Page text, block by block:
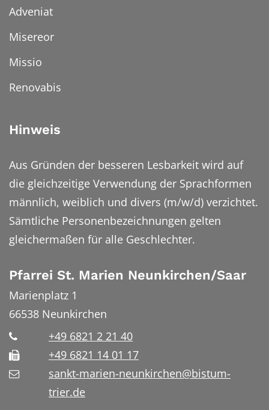
Adveniat
Misereor
Missio
Renovabis
Hinweis
Aus Gründen der besseren Lesbarkeit wird auf
die gleichzeitige Verwendung der Sprachformen
männlich, weiblich und divers (m/w/d) verzichtet.
Sämtliche Personenbezeichnungen gelten
gleichermaßen für alle Geschlechter.
Pfarrei St. Marien Neunkirchen/Saar
Marienplatz 1
66538 Neunkirchen
+49 6821 2 21 40
+49 6821 14 01 17
sankt-marien-neunkirchen@bistum-
trier.de